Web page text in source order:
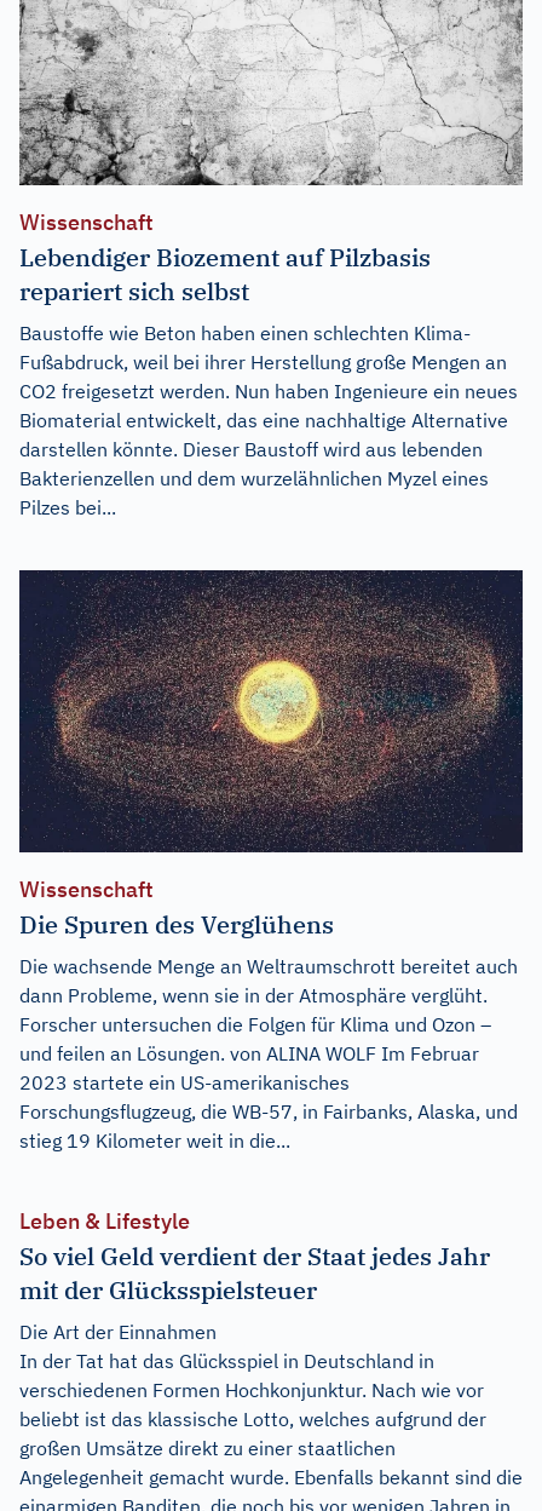
Wissenschaft
Lebendiger Biozement auf Pilzbasis
repariert sich selbst
Baustoffe wie Beton haben einen schlechten Klima-
Fußabdruck, weil bei ihrer Herstellung große Mengen an
CO2 freigesetzt werden. Nun haben Ingenieure ein neues
Biomaterial entwickelt, das eine nachhaltige Alternative
darstellen könnte. Dieser Baustoff wird aus lebenden
Bakterienzellen und dem wurzelähnlichen Myzel eines
Pilzes bei...
Wissenschaft
Die Spuren des Verglühens
Die wachsende Menge an Weltraumschrott bereitet auch
dann Probleme, wenn sie in der Atmosphäre verglüht.
Forscher untersuchen die Folgen für Klima und Ozon –
und feilen an Lösungen. von ALINA WOLF Im Februar
2023 startete ein US-amerikanisches
Forschungsflugzeug, die WB-57, in Fairbanks, Alaska, und
stieg 19 Kilometer weit in die...
Leben & Lifestyle
So viel Geld verdient der Staat jedes Jahr
mit der Glücksspielsteuer
Die Art der Einnahmen
In der Tat hat das Glücksspiel in Deutschland in
verschiedenen Formen Hochkonjunktur. Nach wie vor
beliebt ist das klassische Lotto, welches aufgrund der
großen Umsätze direkt zu einer staatlichen
Angelegenheit gemacht wurde. Ebenfalls bekannt sind die